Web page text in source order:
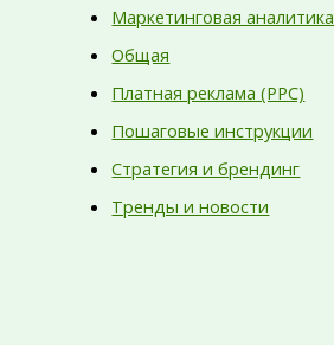
Маркетинговая аналитика
Общая
Платная реклама (PPC)
Пошаговые инструкции
Стратегия и брендинг
Тренды и новости